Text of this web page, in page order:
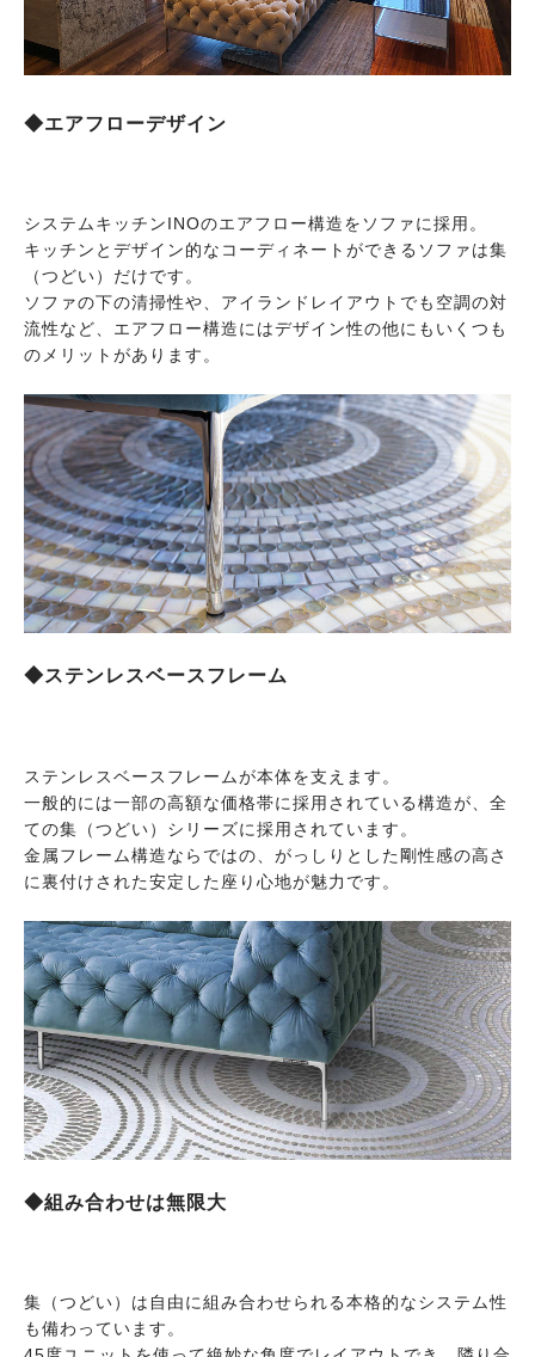
◆エアフローデザイン
システムキッチンINOのエアフロー構造をソファに採用。
キッチンとデザイン的なコーディネートができるソファは集
（つどい）だけです。
ソファの下の清掃性や、アイランドレイアウトでも空調の対
流性など、エアフロー構造にはデザイン性の他にもいくつも
のメリットがあります。
◆ステンレスベースフレーム
ステンレスベースフレームが本体を支えます。
一般的には一部の高額な価格帯に採用されている構造が、全
ての集（つどい）シリーズに採用されています。
金属フレーム構造ならではの、がっしりとした剛性感の高さ
に裏付けされた安定した座り心地が魅力です。
◆組み合わせは無限大
集（つどい）は自由に組み合わせられる本格的なシステム性
も備わっています。